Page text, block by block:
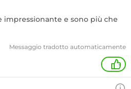
impressionante e sono più che
Messaggio tradotto automaticamente
+